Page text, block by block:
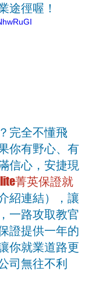
途徑喔！
完全不懂飛
你有野心、有
信心，安捷現
菁英保證就
紹連結），讓
一路攻取教官
證提供一年的
你就業道路更
司無往不利